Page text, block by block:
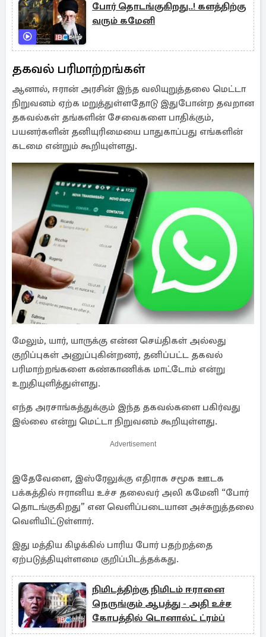
போர் தொடங்குகிறது..! களத்திற்கு
வரும் கமேனி
தகவல் பரிமாற்றங்கள்
ஆனால், ஈரான் அரசின் இந்த வலியுறுத்தலை மெட்டா
நிறுவனம் ஏற்க மறுத்துள்ளதோடு இதுபோன்ற தவறான
தகவல்கள் தங்களின் சேவைகளை பாதிக்கும்,
பயனர்களின் தனியுரிமையை பாதுகாப்பது எங்களின்
கடமை என்றும் கூறியுள்ளது.
மேலும், யார், யாருக்கு என்ன செய்திகள் அல்லது
குறிப்புகள் அனுப்புகின்றனர், தனிப்பட்ட தகவல்
பரிமாற்றங்களை கண்காணிக்க மாட்டோம் என்று
உறுதியுளித்துள்ளது.
எந்த அரசாங்கத்துக்கும் இந்த தகவல்களை பகிர்வது
இல்லை என்று மெட்டா நிறுவனம் கூறியுள்ளது.
Advertisement
இதேவேளை, இஸ்ரேலுக்கு எதிராக சமூக ஊடக
பக்கத்தில் ஈரானிய உச்ச தலைவர் அலி கமேனி “போர்
தொடங்குகிறது” என வெளிப்படையான அச்சுறுத்தலை
வெளியிட்டுள்ளார்.
இது மத்திய கிழக்கில் பாரிய போர் பதற்றத்தை
ஏற்படுத்தியுள்ளமை குறிப்பிடத்தக்கது.
நிமிடத்திற்கு நிமிடம் ஈரானை
நெருங்கும் ஆபத்து - அதி உச்ச
கோபத்தில் டொனால்ட் ட்ரம்ப்